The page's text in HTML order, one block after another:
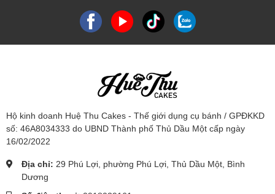
Hộ kinh doanh Huệ Thu Cakes - Thế giới dụng cụ bánh / GPĐKKD
số: 46A8034333 do UBND Thành phố Thủ Dầu Một cấp ngày
16/02/2022
Địa chỉ: 29 Phú Lợi, phường Phú Lợi, Thủ Dầu Một, Bình
Dương